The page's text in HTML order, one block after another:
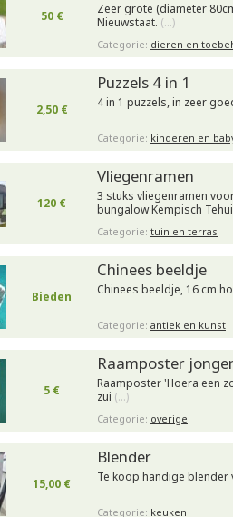
50 €
Zeer grote (diameter
Nieuwstaat. (…)
Categorie: dieren en
2,50 €
Puzzels 4 in 1
4 in 1 puzzels, in zeer
Categorie: kinderen en
120 €
Vliegenramen
3 stuks vliegenramen
bungalow Kempisch
Categorie: tuin en terras
Bieden
Chinees beeldje
Chinees beeldje, 16 cm
Categorie: antiek en kunst
5 €
Raamposter
Raamposter 'Hoera een
zui (…)
Categorie: overige
15,00 €
Blender
Te koop handige
Categorie: keuken